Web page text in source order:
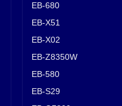
EB-680
EB-X51
EB-X02
EB-Z8350W
EB-580
EB-S29